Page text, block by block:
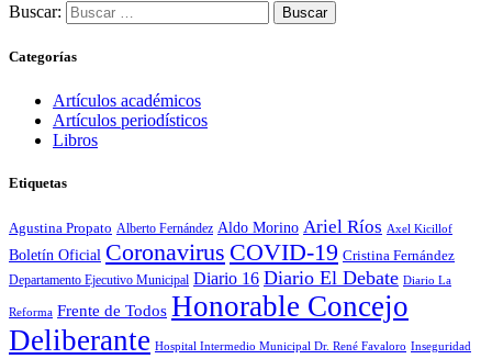
Buscar:
Categorías
Artículos académicos
Artículos periodísticos
Libros
Etiquetas
Agustina Propato Alberto Fernández Aldo Morino Ariel Ríos Axel Kicillof
Boletín Oficial Coronavirus COVID-19 Cristina Fernández
Departamento Ejecutivo Municipal Diario 16 Diario El Debate Diario La
Reforma Frente de Todos Honorable Concejo
Deliberante Hospital Intermedio Municipal Dr. René Favaloro Inseguridad